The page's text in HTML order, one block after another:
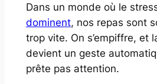
Dans un monde où le
dominent, nos repas sont
trop vite. On s’empiffre, et
devient un geste
prête pas attention.